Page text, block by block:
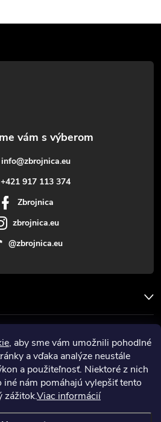
, aby sme vám umožnili pohodlné
a vďaka analýze neustále
a použiteľnosť. Niektoré z nich
iné nám pomáhajú vylepšiť tento
zážitok.Viac informácií
info@zbrojnica.eu
+421 917 113 374
Zbrojnica
zbrojnica.eu
@zbrojnica.eu